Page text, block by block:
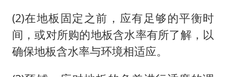
(2)在地板固定之前，应有足够的平衡时
间，或对所购的地板含水率有所了解，以
确保地板含水率与环境相适应。